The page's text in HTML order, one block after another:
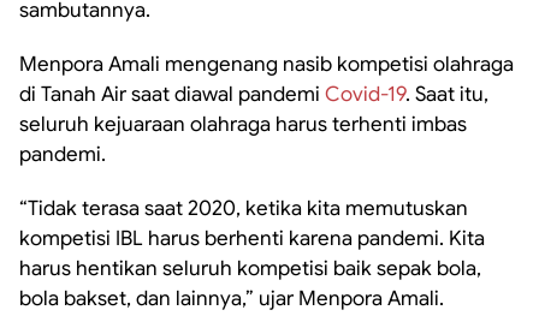
sambutannya.
Menpora Amali mengenang nasib kompetisi olahraga
di Tanah Air saat diawal pandemi Covid-19. Saat itu,
seluruh kejuaraan olahraga harus terhenti imbas
pandemi.
“Tidak terasa saat 2020, ketika kita memutuskan
kompetisi IBL harus berhenti karena pandemi. Kita
harus hentikan seluruh kompetisi baik sepak bola,
bola bakset, dan lainnya,” ujar Menpora Amali.